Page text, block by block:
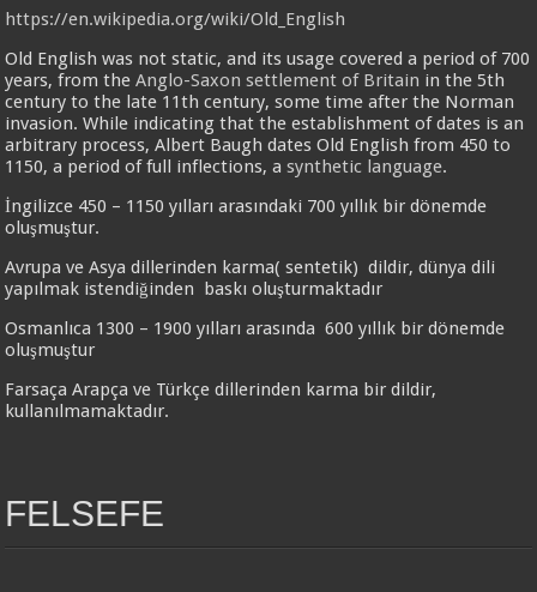
https://en.wikipedia.org/wiki/Old_English
Old English was not static, and its usage covered a period of 700
years, from theAnglo-Saxon settlement of Britain in the 5th
century to the late 11th century, some time after the Norman
invasion. While indicating that the establishment of dates is an
arbitrary process, Albert Baugh dates Old English from 450 to
1150, a period of full inflections, asynthetic language.
İngilizce 450 – 1150 yılları arasındaki 700 yıllık bir dönemde
oluşmuştur.
Avrupa ve Asya dillerinden karma( sentetik) dildir, dünya dili
yapılmak istendiğinden baskı oluşturmaktadır
Osmanlıca 1300 – 1900 yılları arasında 600 yıllık bir dönemde
oluşmuştur
Farsaça Arapça ve Türkçe dillerinden karma bir dildir,
kullanılmamaktadır.
FELSEFE